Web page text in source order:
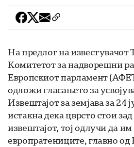
На предлог на известувачот
Комитетот за надворешни
Европскиот парламент
одложи гласањето за
Извештајот за земјава за 24
истакна дека цврсто стои
извештајот, тој одлучи да
европратениците, главно од